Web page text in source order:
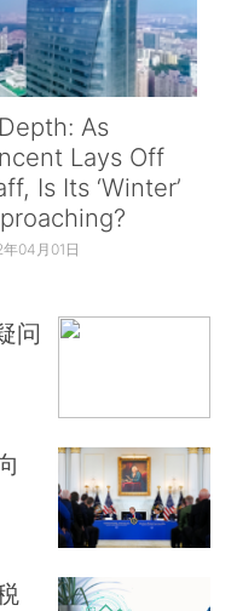
As
Lays Off
Is Its ‘Winter’
04月01日
问